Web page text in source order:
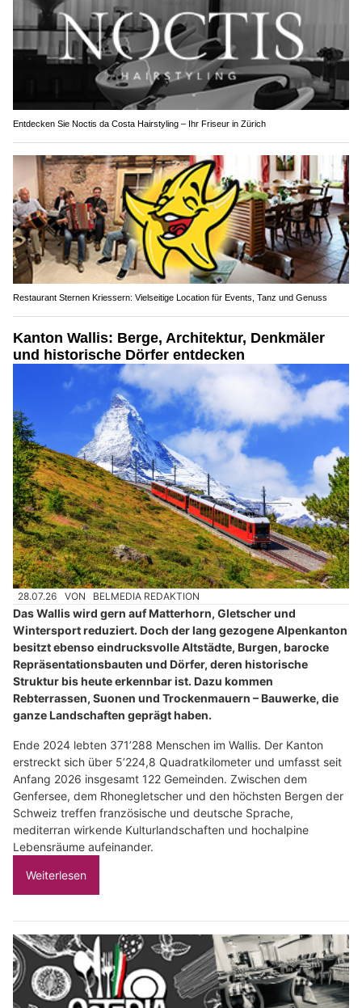
Entdecken Sie Noctis da Costa Hairstyling – Ihr Friseur in Zürich
Restaurant Sternen Kriessern: Vielseitige Location für Events, Tanz und Genuss
Kanton Wallis: Berge, Architektur, Denkmäler
und historische Dörfer entdecken
28.07.26 VON BELMEDIA REDAKTION
Das Wallis wird gern auf Matterhorn, Gletscher und
Wintersport reduziert. Doch der lang gezogene Alpenkanton
besitzt ebenso eindrucksvolle Altstädte, Burgen, barocke
Repräsentationsbauten und Dörfer, deren historische
Struktur bis heute erkennbar ist. Dazu kommen
Rebterrassen, Suonen und Trockenmauern – Bauwerke, die
ganze Landschaften geprägt haben.
Ende 2024 lebten 371’288 Menschen im Wallis. Der Kanton
erstreckt sich über 5’224,8 Quadratkilometer und umfasst seit
Anfang 2026 insgesamt 122 Gemeinden. Zwischen dem
Genfersee, dem Rhonegletscher und den höchsten Bergen der
Schweiz treffen französische und deutsche Sprache,
mediterran wirkende Kulturlandschaften und hochalpine
Lebensräume aufeinander.
Weiterlesen